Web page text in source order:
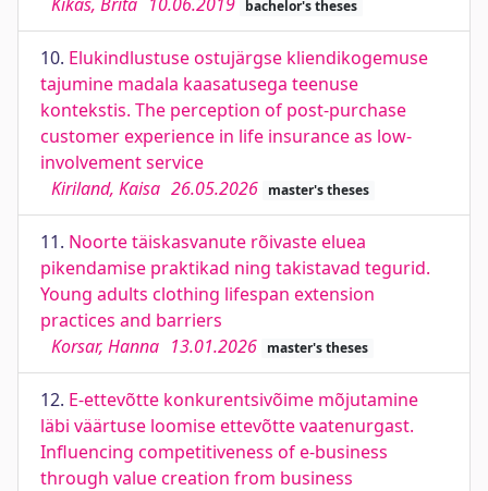
bachelor's theses
10. Elukindlustuse ostujärgse kliendikogemuse
tajumine madala kaasatusega teenuse
kontekstis. The perception of post-purchase
customer experience in life insurance as low-
involvement service
Kiriland, Kaisa 26.05.2026 master's theses
11. Noorte täiskasvanute rõivaste eluea
pikendamise praktikad ning takistavad tegurid.
Young adults clothing lifespan extension
practices and barriers
Korsar, Hanna 13.01.2026 master's theses
12. E-ettevõtte konkurentsivõime mõjutamine
läbi väärtuse loomise ettevõtte vaatenurgast.
Influencing competitiveness of e-business
through value creation from business